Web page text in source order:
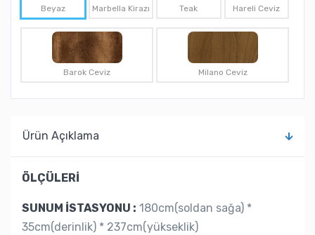
Beyaz Marbella Kirazı Teak Hareli Ceviz
Barok Ceviz Milano Ceviz
Ürün Açıklama
ÖLÇÜLERİ
SUNUM İSTASYONU : 180cm(soldan sağa) *
35cm(derinlik) * 237cm(yükseklik)